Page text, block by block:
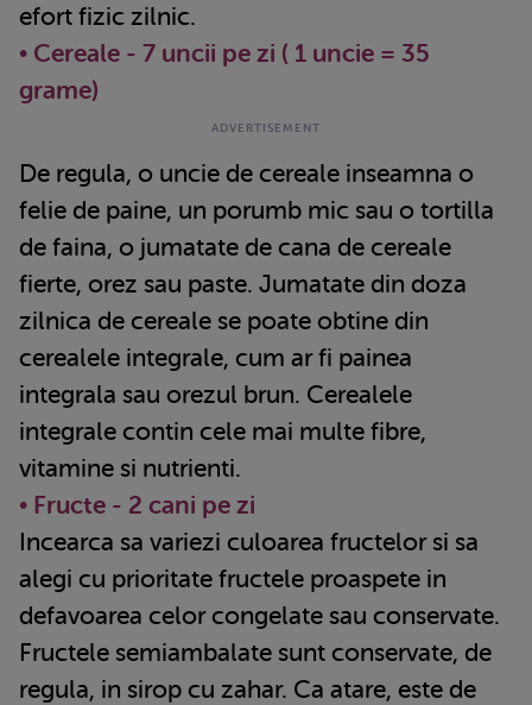
efort fizic zilnic.
• Cereale - 7 uncii pe zi ( 1 uncie = 35
grame)
De regula, o uncie de cereale inseamna o
felie de paine, un porumb mic sau o tortilla
de faina, o jumatate de cana de cereale
fierte, orez sau paste. Jumatate din doza
zilnica de cereale se poate obtine din
cerealele integrale, cum ar fi painea
integrala sau orezul brun. Cerealele
integrale contin cele mai multe fibre,
vitamine si nutrienti.
• Fructe - 2 cani pe zi
Incearca sa variezi culoarea fructelor si sa
alegi cu prioritate fructele proaspete in
defavoarea celor congelate sau conservate.
Fructele semiambalate sunt conservate, de
regula, in sirop cu zahar. Ca atare, este de